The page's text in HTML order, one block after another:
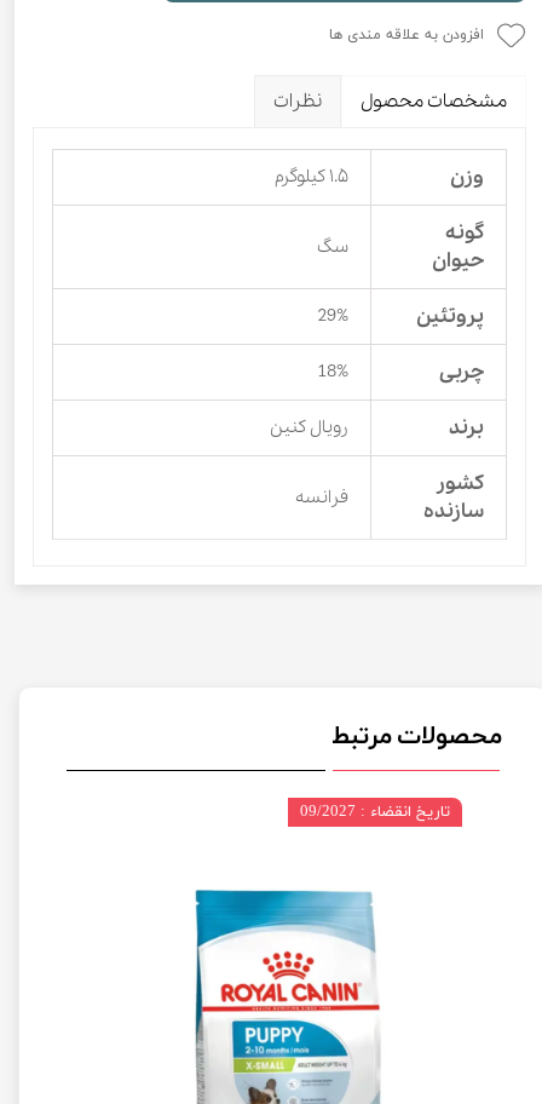
افزودن به علاقه مندی ها
مشخصات محصول نظرات
وزن ۱.۵ کیلوگرم
گونه
حیوان
سگ
پروتئین 29%
چربی 18%
برند رویال کنین
کشور
سازنده
فرانسه
محصولات مرتبط
تاریخ انقضاء : 09/2027